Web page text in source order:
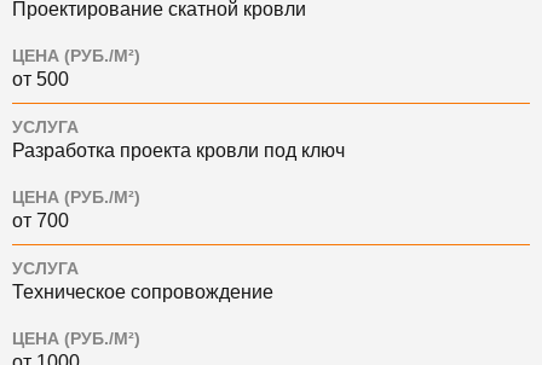
Проектирование скатной кровли
ЦЕНА (РУБ./М²)
от 500
УСЛУГА
Разработка проекта кровли под ключ
ЦЕНА (РУБ./М²)
от 700
УСЛУГА
Техническое сопровождение
ЦЕНА (РУБ./М²)